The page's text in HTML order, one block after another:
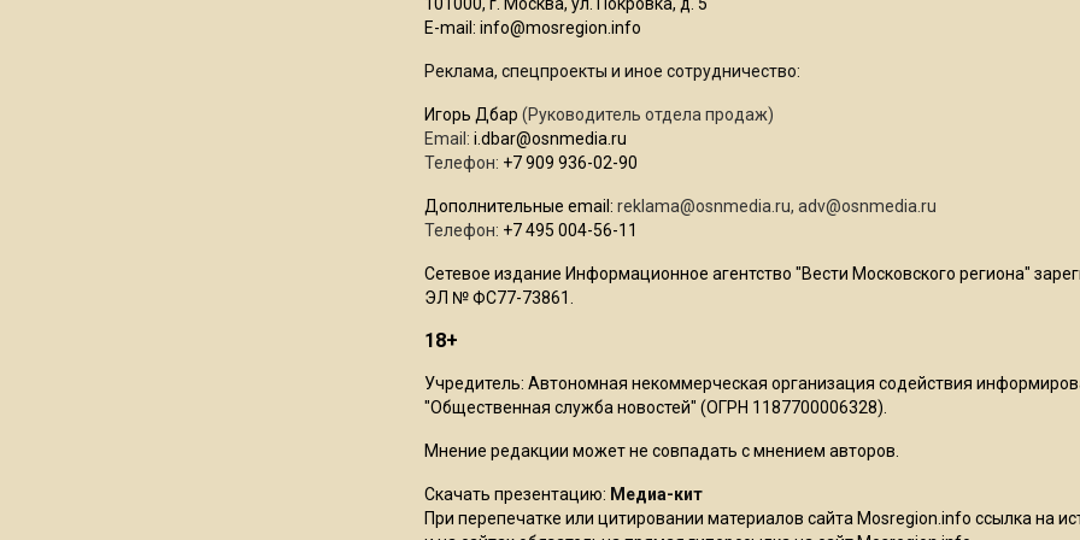
E-mail: info@mosregion.info
Реклама, спецпроекты и иное сотрудничество:
Игорь Дбар (Руководитель отдела продаж)
Email: i.dbar@osnmedia.ru
Телефон: +7 909 936-02-90
Дополнительные email: reklama@osnmedia.ru, adv@osnmedia.ru
Телефон: +7 495 004-56-11
Сетевое издание Информационное агентство "Вести Московского региона"
ЭЛ № ФС77-73861.
18+
Учредитель: Автономная некоммерческая организация содействия
"Общественная служба новостей" (ОГРН 1187700006328).
Мнение редакции может не совпадать с мнением авторов.
Скачать презентацию: Медиа-кит
При перепечатке или цитировании материалов сайта Mosregion.info ссылка на